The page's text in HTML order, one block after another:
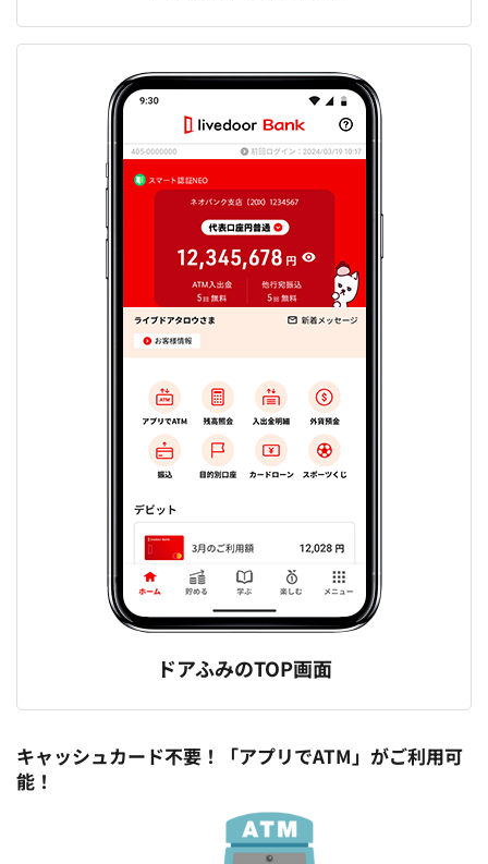
ドアふみのTOP画面
キャッシュカード不要！「アプリでATM」がご利用可
能！